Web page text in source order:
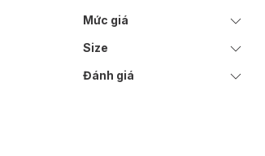
Mức giá
Size
Đánh giá